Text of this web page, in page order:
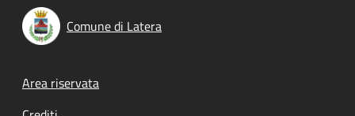
Comune di Latera
Footer menu
Area riservata